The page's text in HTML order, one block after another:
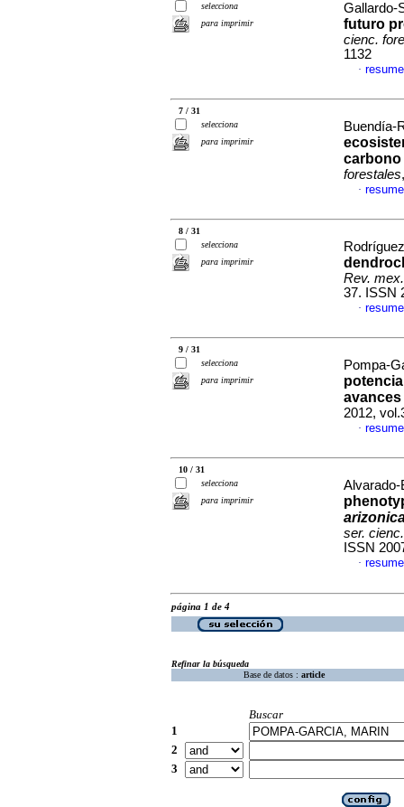
selecciona
para imprimir
Gallardo-
futuro
cienc.
1132
·
7 / 31
selecciona
para imprimir
Buendía-
carbono
forestales
·
8 / 31
selecciona
para imprimir
Rev.
37. ISSN
·
9 / 31
selecciona
para imprimir
Pompa-
2012,
·
10 / 31
selecciona
para imprimir
ser.
ISSN
·
página 1 de 4
Refinar la búsqueda
Base de datos : article
Buscar
1
2
3